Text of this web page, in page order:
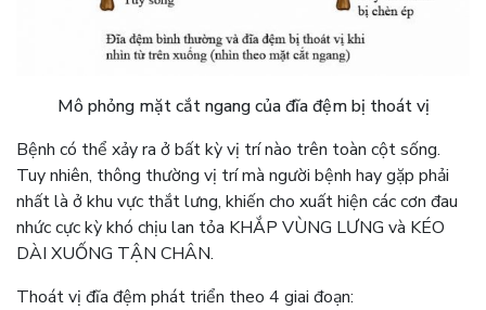
Mô phỏng mặt cắt ngang của đĩa đệm bị thoát vị
Bệnh có thể xảy ra ở bất kỳ vị trí nào trên toàn cột sống.
Tuy nhiên, thông thường vị trí mà người bệnh hay gặp phải
nhất là ở khu vực thắt lưng, khiến cho xuất hiện các cơn đau
nhức cực kỳ khó chịu lan tỏa KHẮP VÙNG LƯNG và KÉO
DÀI XUỐNG TẬN CHÂN.
Thoát vị đĩa đệm phát triển theo 4 giai đoạn: